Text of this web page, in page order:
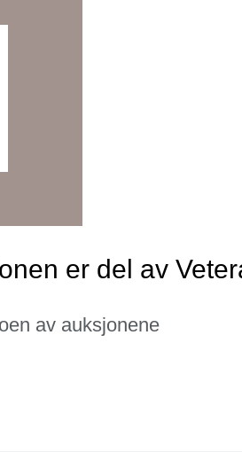
er del av
av auksjonene